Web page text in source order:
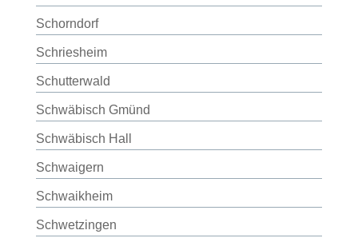
Schorndorf
Schriesheim
Schutterwald
Schwäbisch Gmünd
Schwäbisch Hall
Schwaigern
Schwaikheim
Schwetzingen